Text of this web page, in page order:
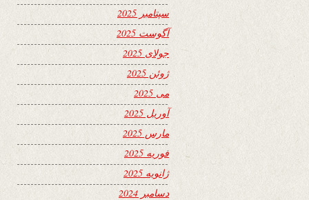
سپتامبر 2025
آگوست 2025
جولای 2025
ژوئن 2025
می 2025
آوریل 2025
مارس 2025
فوریه 2025
ژانویه 2025
دسامبر 2024